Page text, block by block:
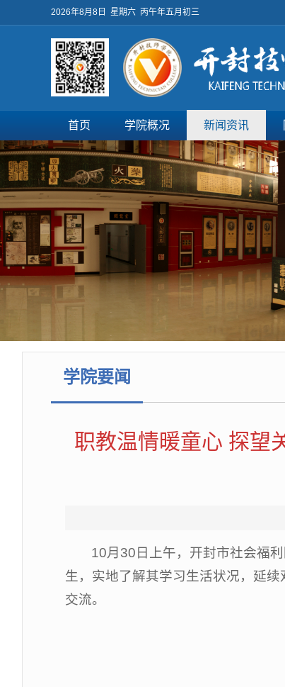
2026年8月8日 星期六 丙午年五月初三
首页 学院概况 新闻资讯
学院要闻
职教温情暖童心 探望
10月30日上午，开封市社会福
生，实地了解其学习生活状况，延续
交流。